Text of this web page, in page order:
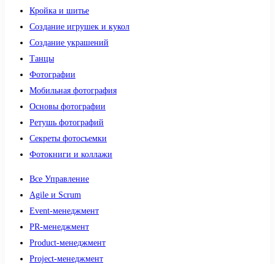
Кройка и шитье
Создание игрушек и кукол
Создание украшений
Танцы
Фотографии
Мобильная фотография
Основы фотографии
Ретушь фотографий
Секреты фотосъемки
Фотокниги и коллажи
Все Управление
Agile и Scrum
Event-менеджмент
PR-менеджмент
Product-менеджмент
Project-менеджмент